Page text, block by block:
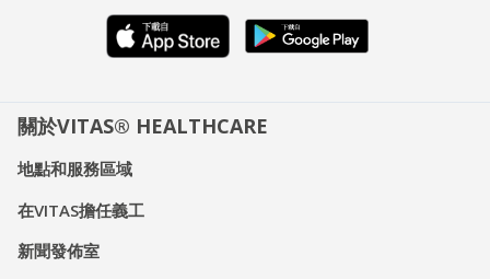
關於VITAS® HEALTHCARE
地點和服務區域
在VITAS擔任義工
新聞發佈室